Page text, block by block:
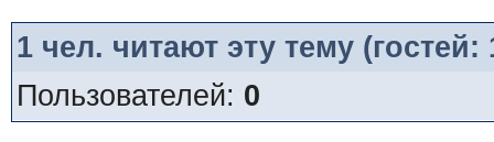
1чел. читают эту тему
Пользователей: 0